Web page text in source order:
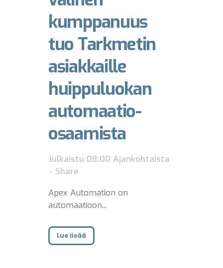
kumppanuus
tuo Tarkmetin
asiakkaille
huippuluokan
automaatio-
osaamista
Julkaistu 08:00 Ajankohtaista
Share
Apex Automation on
automaatioon...
Lue lisää